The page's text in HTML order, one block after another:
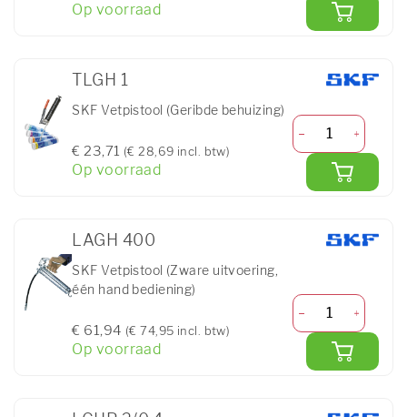
Op voorraad
TLGH 1
SKF Vetpistool (Geribde behuizing)
€ 23,71 (€ 28,69 incl. btw)
Op voorraad
LAGH 400
SKF Vetpistool (Zware uitvoering,
één hand bediening)
€ 61,94 (€ 74,95 incl. btw)
Op voorraad